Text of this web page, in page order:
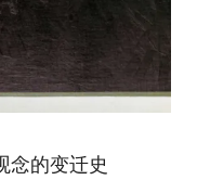
念的变迁史